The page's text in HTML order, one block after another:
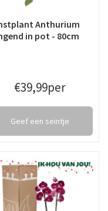
Anthurium
in pot - 80cm
€39,99per
Geef een seintje